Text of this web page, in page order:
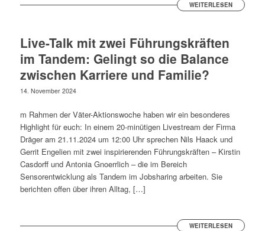
WEITERLESEN
Live-Talk mit zwei Führungskräften
im Tandem: Gelingt so die Balance
zwischen Karriere und Familie?
14. November 2024
m Rahmen der Väter-Aktionswoche haben wir ein besonderes
Highlight für euch: In einem 20-minütigen Livestream der Firma
Dräger am 21.11.2024 um 12:00 Uhr sprechen Nils Haack und
Gerrit Engelien mit zwei inspirierenden Führungskräften – Kirstin
Casdorff und Antonia Gnoerrlich – die im Bereich
Sensorentwicklung als Tandem im Jobsharing arbeiten. Sie
berichten offen über ihren Alltag, […]
WEITERLESEN